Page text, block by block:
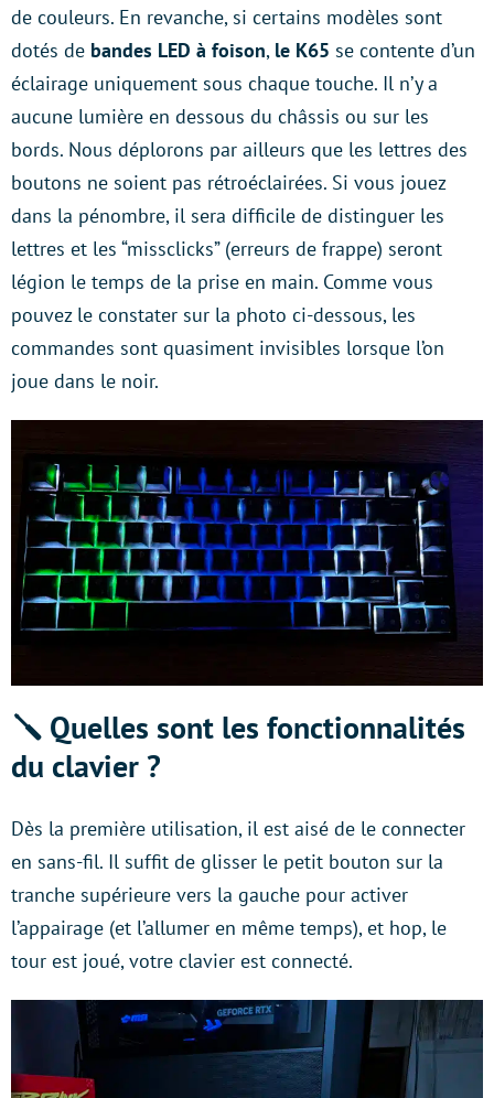
de couleurs. En revanche, si certains modèles sont
dotés de bandes LED à foison, le K65 se contente d’un
éclairage uniquement sous chaque touche. Il n’y a
aucune lumière en dessous du châssis ou sur les
bords. Nous déplorons par ailleurs que les lettres des
boutons ne soient pas rétroéclairées. Si vous jouez
dans la pénombre, il sera difficile de distinguer les
lettres et les “missclicks” (erreurs de frappe) seront
légion le temps de la prise en main. Comme vous
pouvez le constater sur la photo ci-dessous, les
commandes sont quasiment invisibles lorsque l’on
joue dans le noir.
🪛 Quelles sont les fonctionnalités
du clavier ?
Dès la première utilisation, il est aisé de le connecter
en sans-fil. Il suffit de glisser le petit bouton sur la
tranche supérieure vers la gauche pour activer
l’appairage (et l’allumer en même temps), et hop, le
tour est joué, votre clavier est connecté.